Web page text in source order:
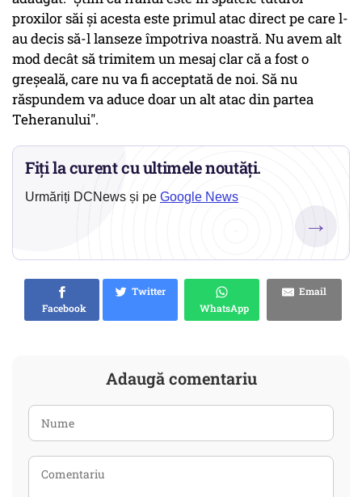
proxilor săi și acesta este primul atac direct pe care l-
au decis să-l lanseze împotriva noastră. Nu avem alt
mod decât să trimitem un mesaj clar că a fost o
greșeală, care nu va fi acceptată de noi. Să nu
răspundem va aduce doar un alt atac din partea
Teheranului".
Fiți la curent cu ultimele noutăți.
Urmăriți DCNews și pe Google News
→
Facebook
Twitter
WhatsApp
Email
Adaugă comentariu